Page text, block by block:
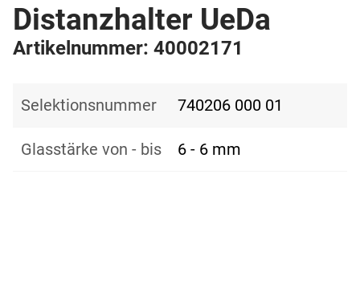
Distanzhalter UeDa
Artikelnummer: 40002171
Selektionsnummer 740206 000 01
Glasstärke von - bis 6 - 6 mm